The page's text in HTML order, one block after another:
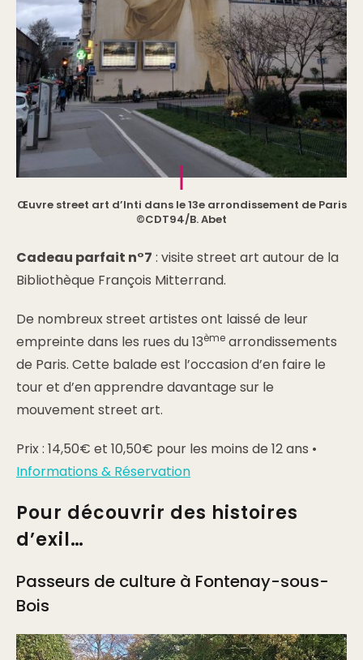
Œuvre street art d’Inti dans le 13e arrondissement de Paris
©CDT94/B. Abet
Cadeau parfait n°7 : visite street art autour de la
Bibliothèque François Mitterrand.
De nombreux street artistes ont laissé de leur
empreinte dans les rues du 13ème arrondissements
de Paris. Cette balade est l’occasion d’en faire le
tour et d’en apprendre davantage sur le
mouvement street art.
Prix : 14,50€ et 10,50€ pour les moins de 12 ans •
Informations & Réservation
Pour découvrir des histoires
d’exil…
Passeurs de culture à Fontenay-sous-
Bois